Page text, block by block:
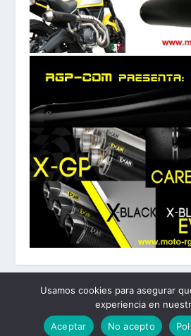
Elegant Themes|
Usamos cookies para asegurar
experiencia en
Aceptar
No acepto